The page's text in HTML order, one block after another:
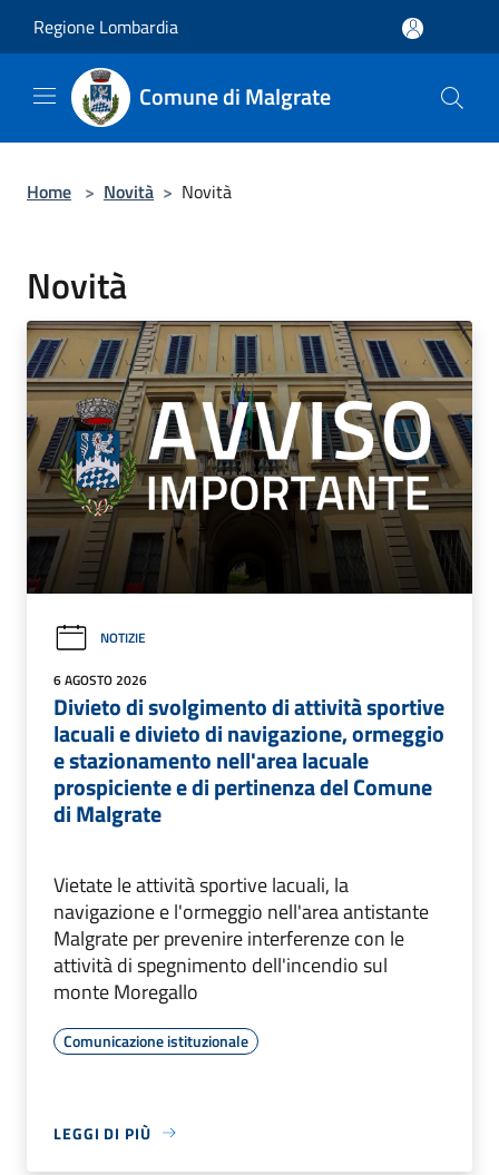
Regione Lombardia
Comune di Malgrate
Home > Novità > Novità
Novità
NOTIZIE
6 AGOSTO 2026
Divieto di svolgimento di attività sportive
lacuali e divieto di navigazione, ormeggio
e stazionamento nell'area lacuale
prospiciente e di pertinenza del Comune
di Malgrate
Vietate le attività sportive lacuali, la
navigazione e l'ormeggio nell'area antistante
Malgrate per prevenire interferenze con le
attività di spegnimento dell'incendio sul
monte Moregallo
Comunicazione istituzionale
LEGGI DI PIÙ